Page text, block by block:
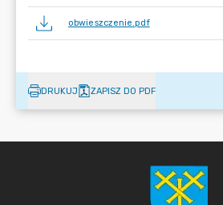
obwieszczenie.pdf
DRUKUJ ZAPISZ DO PDF